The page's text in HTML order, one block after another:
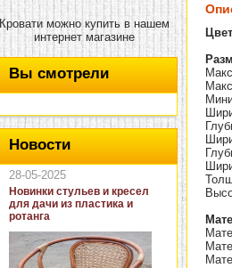
Кровати можно купить в нашем
интернет магазине
Вы смотрели
Новости
28-05-2025
Новинки стульев и кресел
для дачи из пластика и
ротанга